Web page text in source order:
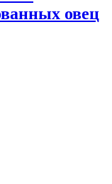
овец